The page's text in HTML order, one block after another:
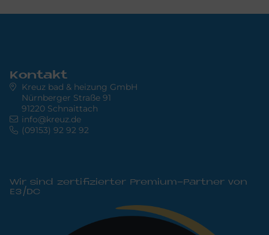
Kontakt
Kreuz bad & heizung GmbH
Nürnberger Straße 91
91220 Schnaittach
info@kreuz.de
(09153) 92 92 92
Wir sind zertifizierter Premium-Partner von
E3/DC